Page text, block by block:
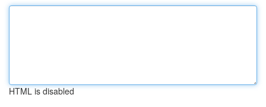
HTML is disabled